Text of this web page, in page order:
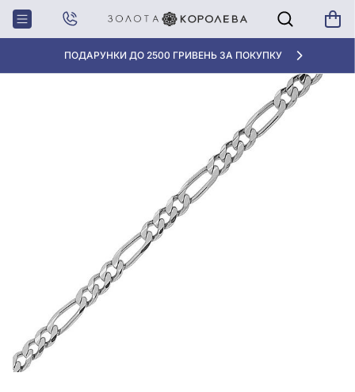
«КРАЩА ЦІНА» ВІД 5945 ГРН/ГРАМ
Головна Золотий Браслет